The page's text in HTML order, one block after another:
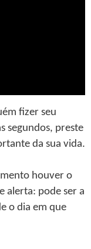
fizer seu
segundos, preste
da sua vida.
houver o
alerta: pode ser a
o dia em que